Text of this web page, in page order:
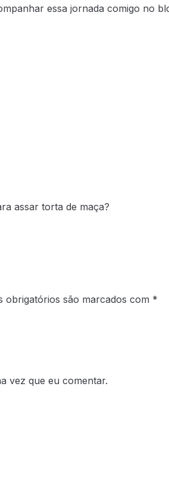
essa jornada comigo no
assar torta de maça?
obrigatórios são marcados com *
vez que eu comentar.